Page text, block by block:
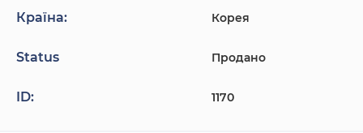
Країна: Корея
Status Продано
ID: 1170